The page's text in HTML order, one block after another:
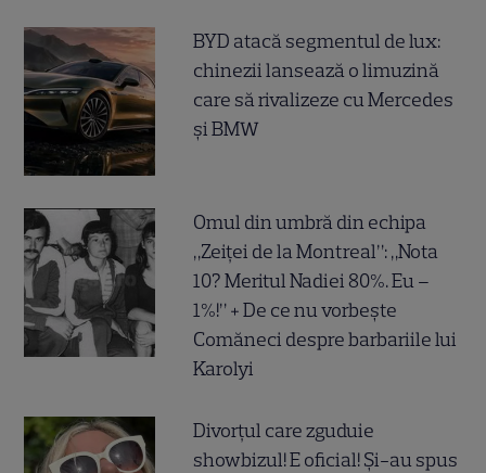
BYD atacă segmentul de lux:
chinezii lansează o limuzină
care să rivalizeze cu Mercedes
și BMW
Omul din umbră din echipa
„Zeiței de la Montreal”: „Nota
10? Meritul Nadiei 80%. Eu –
1%!” + De ce nu vorbește
Comăneci despre barbariile lui
Karolyi
Divorțul care zguduie
showbizul! E oficial! Și-au spus